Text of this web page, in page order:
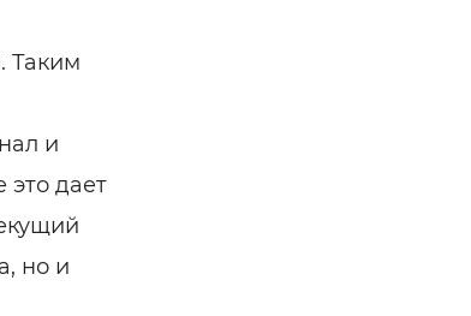
Таким
и
это дает
но и